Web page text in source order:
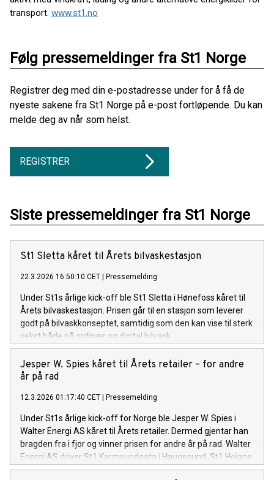
transport. www.st1.no
Følg pressemeldinger fra St1 Norge
Registrer deg med din e-postadresse under for å få de
nyeste sakene fra St1 Norge på e-post fortløpende. Du kan
melde deg av når som helst.
REGISTRER
Siste pressemeldinger fra St1 Norge
St1 Sletta kåret til Årets bilvaskestasjon
22.3.2026 16:50:10 CET | Pressemelding
Under St1s årlige kick-off ble St1 Sletta i Hønefoss kåret til
Årets bilvaskestasjon. Prisen går til en stasjon som leverer
godt på bilvaskkonseptet, samtidig som den kan vise til sterk
vekst både på ordinær og digital bilvask.
Jesper W. Spies kåret til Årets retailer – for andre
år på rad
12.3.2026 01:17:40 CET | Pressemelding
Under St1s årlige kick-off for Norge ble Jesper W. Spies i
Walter Energi AS kåret til Årets retailer. Dermed gjentar han
bragden fra i fjor og vinner prisen for andre år på rad. Walter
Energi AS driver St1 Karmsundgata i Haugesund, St1 Heiane
på Stord og St1 Karmøy i Kopervik.